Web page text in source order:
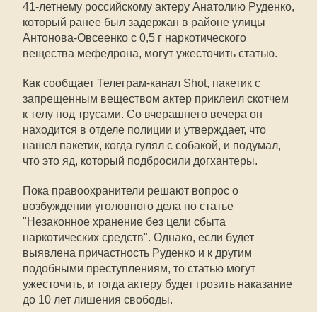
41-летнему российскому актеру Анатолию Руденко,
который ранее был задержан в районе улицы
Антонова-Овсеенко с 0,5 г наркотического
вещества мефедрона, могут ужесточить статью.
Как сообщает Телеграм-канал Shot, пакетик с
запрещенным веществом актер приклеил скотчем
к телу под трусами. Со вчерашнего вечера он
находится в отделе полиции и утверждает, что
нашел пакетик, когда гулял с собакой, и подумал,
что это яд, который подбросили догхантеры.
Пока правоохранители решают вопрос о
возбуждении уголовного дела по статье
"Незаконное хранение без цели сбыта
наркотических средств". Однако, если будет
выявлена причастность Руденко и к другим
подобными преступлениям, то статью могут
ужесточить, и тогда актеру будет грозить наказание
до 10 лет лишения свободы.